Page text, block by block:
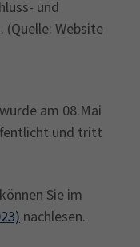
und
(Quelle: Website
am 08.Mai
und tritt
Sie im
nachlesen.